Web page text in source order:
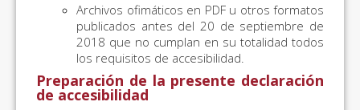
Archivos ofimáticos en PDF u otros formatos
publicados antes del 20 de septiembre de
2018 que no cumplan en su totalidad todos
los requisitos de accesibilidad.
Preparación de la presente declaración
de accesibilidad